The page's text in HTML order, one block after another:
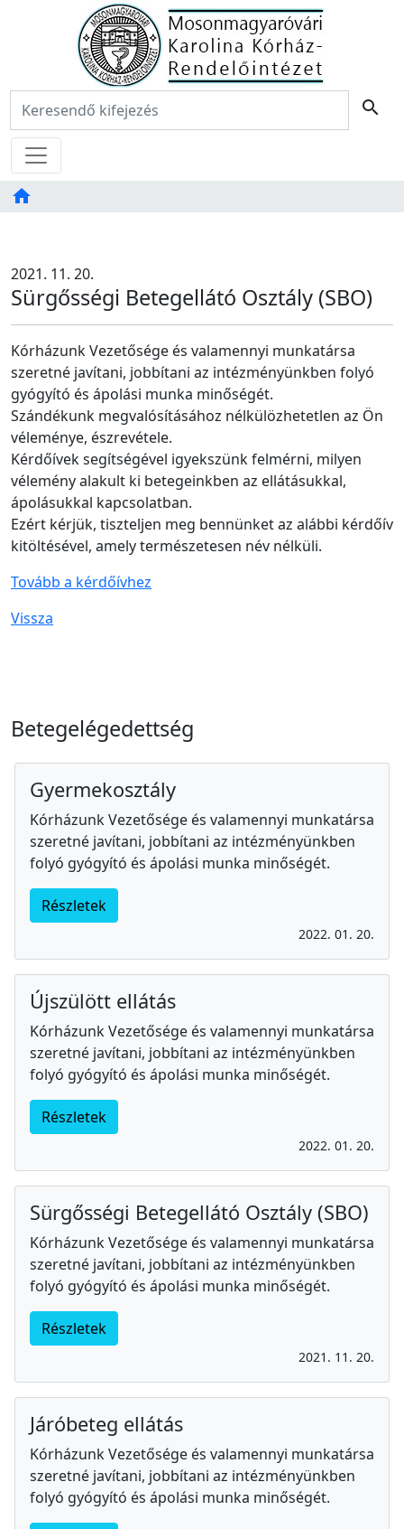
Főoldal
Keresés: search
Menü
home
TAB
2021. 11. 20.
Sürgősségi Betegellátó Osztály (SBO)
Kórházunk Vezetősége és valamennyi munkatársa
szeretné javítani, jobbítani az intézményünkben folyó
gyógyító és ápolási munka minőségét.
Szándékunk megvalósításához nélkülözhetetlen az Ön
véleménye, észrevétele.
Kérdőívek segítségével igyekszünk felmérni, milyen
vélemény alakult ki betegeinkben az ellátásukkal,
ápolásukkal kapcsolatban.
Ezért kérjük, tiszteljen meg bennünket az alábbi kérdőív
kitöltésével, amely természetesen név nélküli.
Tovább a kérdőívhez
Vissza
Betegelégedettség
Gyermekosztály
Kórházunk Vezetősége és valamennyi munkatársa
szeretné javítani, jobbítani az intézményünkben
folyó gyógyító és ápolási munka minőségét.
Részletek
2022. 01. 20.
Újszülött ellátás
Kórházunk Vezetősége és valamennyi munkatársa
szeretné javítani, jobbítani az intézményünkben
folyó gyógyító és ápolási munka minőségét.
Részletek
2022. 01. 20.
Sürgősségi Betegellátó Osztály (SBO)
Kórházunk Vezetősége és valamennyi munkatársa
szeretné javítani, jobbítani az intézményünkben
folyó gyógyító és ápolási munka minőségét.
Részletek
2021. 11. 20.
Járóbeteg ellátás
Kórházunk Vezetősége és valamennyi munkatársa
szeretné javítani, jobbítani az intézményünkben
folyó gyógyító és ápolási munka minőségét.